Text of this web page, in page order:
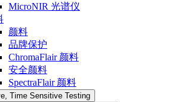
MicroNIR 光谱仪
颜料
品牌保护
ChromaFlair 颜料
安全颜料
SpectraFlair 颜料
Time Sensitive Testing